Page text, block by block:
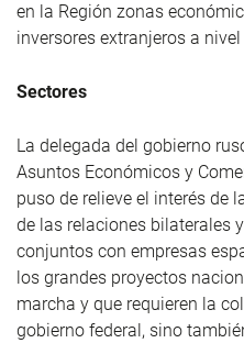
en la Región zonas
inversores extranjeros a
Sectores
La delegada del gobierno
Asuntos Económicos y
puso de relieve el interés de
de las relaciones bilaterales
conjuntos con empresas
los grandes proyectos
marcha y que requieren la
gobierno federal, sino